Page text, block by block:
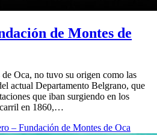
de Montes de
Oca, no tuvo su origen como las
actual Departamento Belgrano, que
que iban surgiendo en los
en 1860,…
– Fundación de Montes de Oca